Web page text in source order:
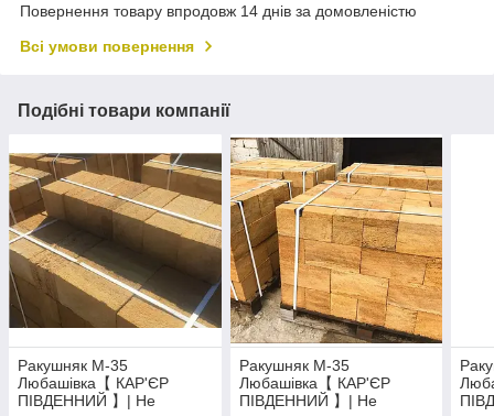
Повернення товару впродовж 14 днів за домовленістю
Всі умови повернення
Подібні товари компанії
Ракушняк М-35
Любашівка【 КАР'ЄР
ПІВДЕННИЙ 】| Не
Ракушняк М-35
Любашівка【 КАР'ЄР
ПІВДЕННИЙ 】| Не